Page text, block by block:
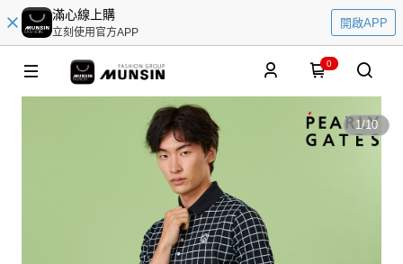
滿心線上購
立刻使用官方APP
開啟APP
0
1/10